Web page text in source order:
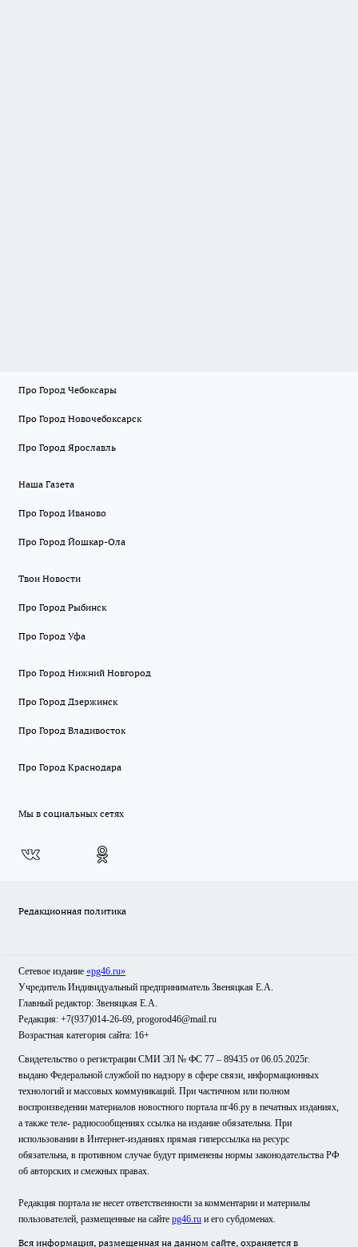
Про Город Чебоксары
Про Город Новочебоксарск
Про Город Ярославль
Наша Газета
Про Город Иваново
Про Город Йошкар-Ола
Твои Новости
Про Город Рыбинск
Про Город Уфа
Про Город Нижний Новгород
Про Город Дзержинск
Про Город Владивосток
Про Город Краснодара
Мы в социальных сетях
Редакционная политика
Сетевое издание «pg46.ru»
Учредитель Индивидуальный предприниматель Звеняцкая Е.А.
Главный редактор: Звеняцкая Е.А.
Редакция: +7(937)014-26-69, progorod46@mail.ru
Возрастная категория сайта: 16+
Свидетельство о регистрации СМИ ЭЛ № ФС 77 – 89435 от 06.05.2025г.
выдано Федеральной службой по надзору в сфере связи, информационных
технологий и массовых коммуникаций. При частичном или полном
воспроизведении материалов новостного портала пг46.ру в печатных изданиях,
а также теле- радиосообщениях ссылка на издание обязательна. При
использовании в Интернет-изданиях прямая гиперссылка на ресурс
обязательна, в противном случае будут применены нормы законодательства РФ
об авторских и смежных правах.
Редакция портала не несет ответственности за комментарии и материалы
пользователей, размещенные на сайте pg46.ru и его субдоменах.
Вся информация, размещенная на данном сайте, охраняется в